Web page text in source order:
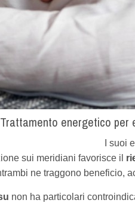
Trattamento energetico per
I suoi
sui meridiani favorisce il
ne traggono beneficio,
non ha particolari